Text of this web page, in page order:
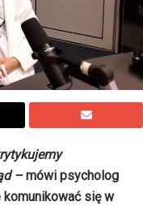
–mówi psycholog
się w